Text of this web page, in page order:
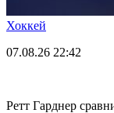
Хоккей
07.08.26 22:42
Ретт Гарднер